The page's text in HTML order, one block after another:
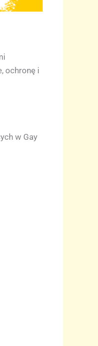
ochronę i
w Gay